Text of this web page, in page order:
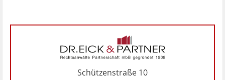
Schützenstraße 10